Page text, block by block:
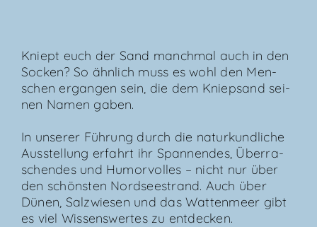
Kniept euch der Sand manch­mal auch in den
Socken? So ähn­lich muss es wohl den Men­
schen ergan­gen sein, die dem Kniep­sand sei­
nen Namen gaben.
In unse­rer Füh­rung durch die natur­kund­li­che
Aus­stel­lung erfahrt ihr Span­nen­des, Über­ra­
schen­des und Humor­vol­les – nicht nur über
den schöns­ten Nord­see­strand. Auch über
Dünen, Salz­wie­sen und das Wat­ten­meer gibt
es viel Wis­sens­wer­tes zu entdecken.